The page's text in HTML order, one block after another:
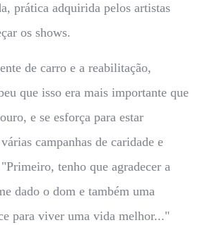
prática adquirida pelos artistas
os shows.
de carro e a reabilitação,
que isso era mais importante que
e se esforça para estar
campanhas de caridade e
tenho que agradecer a
dado o dom e também uma
para viver uma vida melhor..."